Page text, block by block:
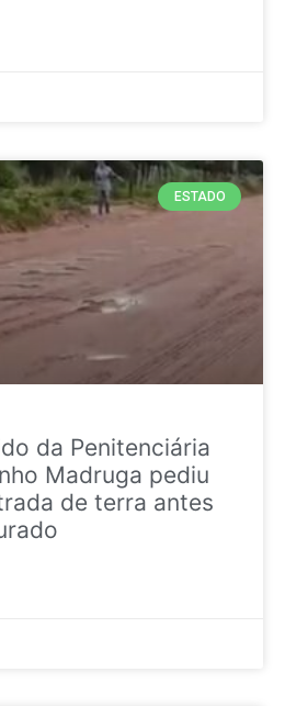
ESTADO
da Penitenciária
Madruga pediu
de terra antes